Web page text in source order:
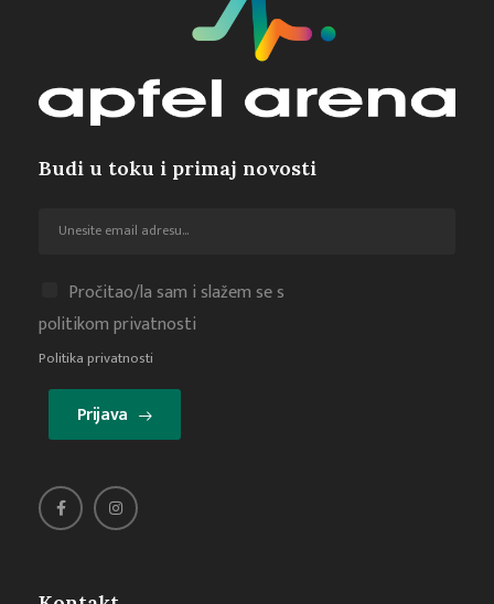
Budi u toku i primaj novosti
Pročitao/la sam i slažem se s
politikom privatnosti
Politika privatnosti
Prijava